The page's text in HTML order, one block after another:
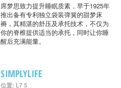
席梦思致力提升睡眠质素，早于1925年
推出备有专利独立袋装弹簧的甜梦床
褥，其精湛的舒压及承托技术，不仅为
你的脊椎提供适当的承托，同时让你睡
醒后充满能量。
SIMPLYLIFE
位置: L7 5